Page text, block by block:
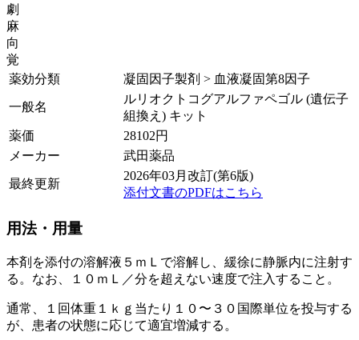
劇
麻
向
覚
薬効分類
凝固因子製剤 > 血液凝固第8因子
一般名
ルリオクトコグアルファペゴル (遺伝子
組換え) キット
薬価
28102円
メーカー
武田薬品
最終更新
2026年03月改訂(第6版)
添付文書のPDFはこちら
用法・用量
本剤を添付の溶解液５ｍＬで溶解し、緩徐に静脈内に注射す
る。なお、１０ｍＬ／分を超えない速度で注入すること。
通常、１回体重１ｋｇ当たり１０〜３０国際単位を投与する
が、患者の状態に応じて適宜増減する。